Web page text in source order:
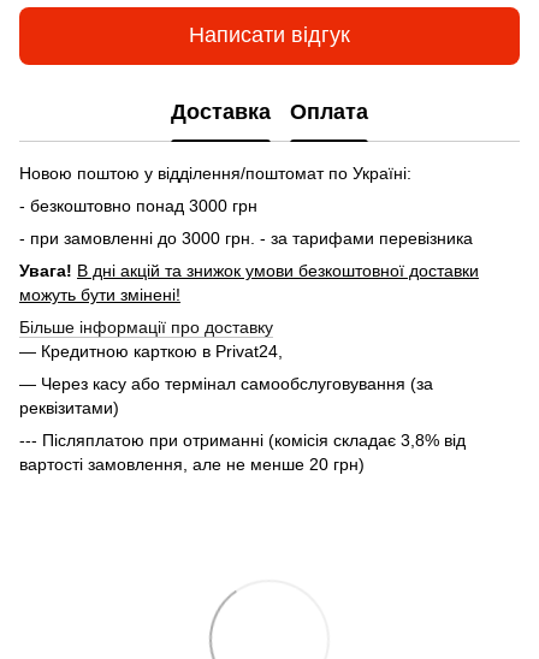
Написати відгук
Доставка Оплата
Новою поштою у відділення/поштомат по Україні:
- безкоштовно понад 3000 грн
- при замовленні до 3000 грн. - за тарифами перевізника
Увага! В дні акцій та знижок умови безкоштовної доставки
можуть бути змінені!
Більше інформації про доставку
— Кредитною карткою в Privat24,
— Через касу або термінал самообслуговування (за
реквізитами)
--- Післяплатою при отриманні (комісія складає 3,8% від
вартості замовлення, але не менше 20 грн)